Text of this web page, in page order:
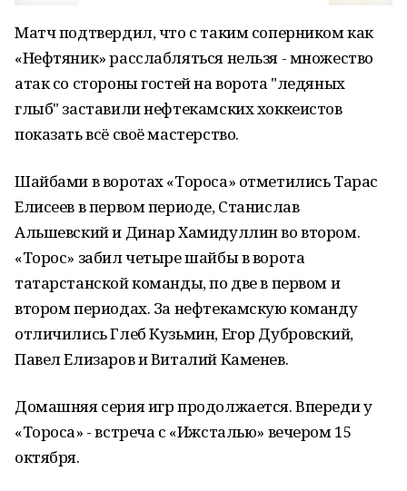
Матч подтвердил, что с таким соперником как
«Нефтяник» расслабляться нельзя - множество
атак со стороны гостей на ворота "ледяных
глыб" заставили нефтекамских хоккеистов
показать всё своё мастерство.
Шайбами в воротах «Тороса» отметились Тарас
Елисеев в первом периоде, Станислав
Альшевский и Динар Хамидуллин во втором.
«Торос» забил четыре шайбы в ворота
татарстанской команды, по две в первом и
втором периодах. За нефтекамскую команду
отличились Глеб Кузьмин, Егор Дубровский,
Павел Елизаров и Виталий Каменев.
Домашняя серия игр продолжается. Впереди у
«Тороса» - встреча с «Ижсталью» вечером 15
октября.